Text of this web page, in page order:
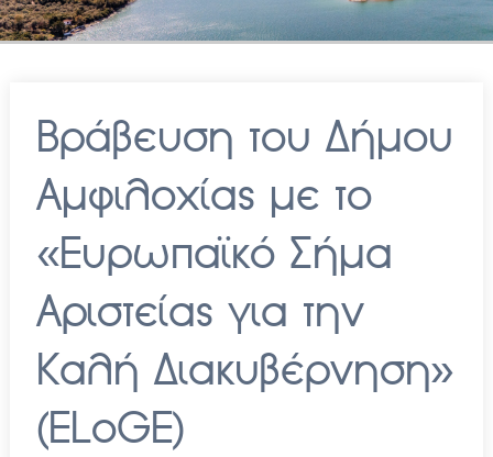
Βράβευση του Δήμου
Αμφιλοχίας με το
«Ευρωπαϊκό Σήμα
Αριστείας για την
Καλή Διακυβέρνηση»
(ELoGE)